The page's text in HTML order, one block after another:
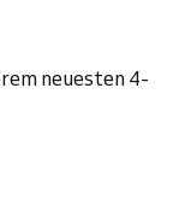
neuesten 4-